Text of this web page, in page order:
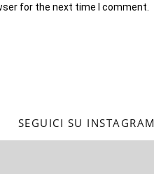
for the next time I comment.
SEGUICI SU INSTAGRAM